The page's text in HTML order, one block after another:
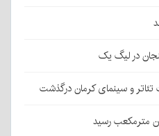
در لیگ یک
و سینمای کرمان درگذشت